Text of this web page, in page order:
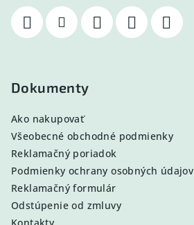
Dokumenty
Ako nakupovať
Všeobecné obchodné podmienky
Reklamačný poriadok
Podmienky ochrany osobných údajov
Reklamačný formulár
Odstúpenie od zmluvy